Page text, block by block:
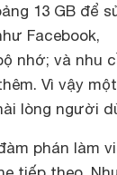
13 GB để
Facebook,
nhớ; và nhu
Vì vậy một
lòng người
phán làm